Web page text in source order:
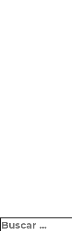
Ir
Buscar: